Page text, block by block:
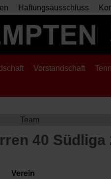
Haftungsausschluss
Vorstandschaft
Team
40 Südliga
Verein